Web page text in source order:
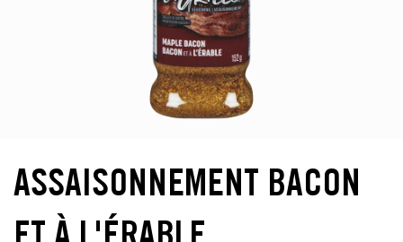
ASSAISONNEMENT BACON